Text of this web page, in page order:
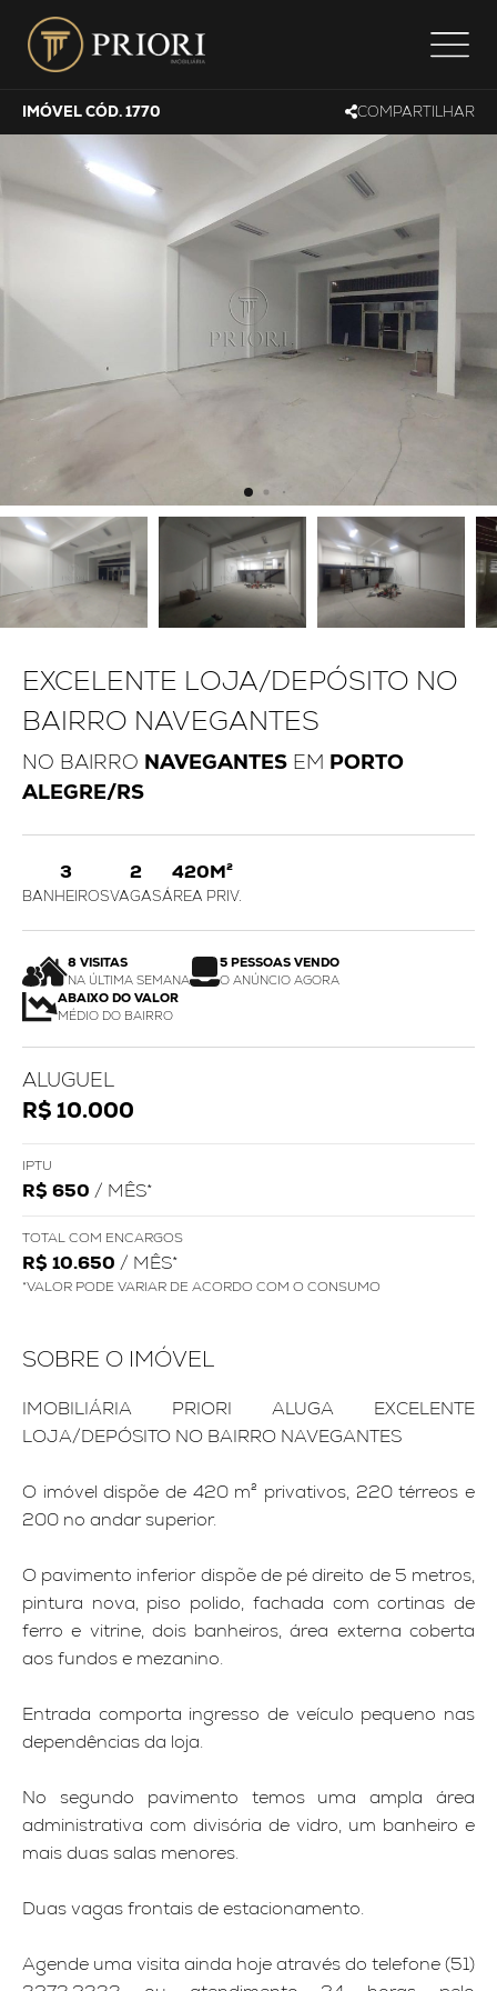
IMÓVEL CÓD. 1770 COMPARTILHAR
EXCELENTE LOJA/DEPÓSITO NO
BAIRRO NAVEGANTES
NO BAIRRO NAVEGANTES EM PORTO
ALEGRE/RS
3
BANHEIROS
2
VAGAS
420M²
ÁREA PRIV.
8 VISITAS
NA ÚLTIMA SEMANA
5 PESSOAS VENDO
O ANÚNCIO AGORA
ABAIXO DO VALOR
MÉDIO DO BAIRRO
ALUGUEL
R$ 10.000
IPTU
R$ 650 / MÊS*
TOTAL COM ENCARGOS
R$ 10.650 / MÊS*
*VALOR PODE VARIAR DE ACORDO COM O CONSUMO
SOBRE O IMÓVEL
IMOBILIÁRIA PRIORI ALUGA EXCELENTE
LOJA/DEPÓSITO NO BAIRRO NAVEGANTES
O imóvel dispõe de 420 m² privativos, 220 térreos e
200 no andar superior.
O pavimento inferior dispõe de pé direito de 5 metros,
pintura nova, piso polido, fachada com cortinas de
ferro e vitrine, dois banheiros, área externa coberta
aos fundos e mezanino.
Entrada comporta ingresso de veículo pequeno nas
dependências da loja.
No segundo pavimento temos uma ampla área
administrativa com divisória de vidro, um banheiro e
mais duas salas menores.
Duas vagas frontais de estacionamento.
Agende uma visita ainda hoje através do telefone (51)